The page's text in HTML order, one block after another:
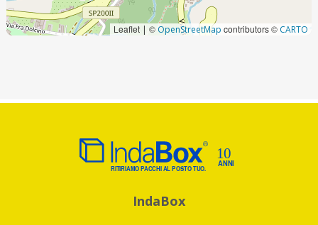
Leaflet | © OpenStreetMap contributors © CARTO
IndaBox